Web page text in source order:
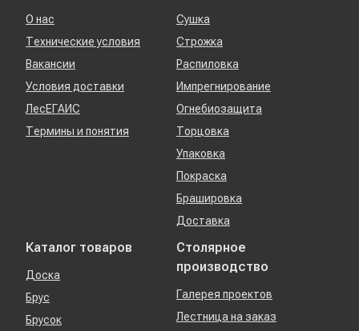
О нас
Технические условия
Вакансии
Условия доставки
ЛесЕГАИС
Термины и понятия
Сушка
Строжка
Распиловка
Импрегнирование
Огнебиозащита
Торцовка
Упаковка
Покраска
Брашировка
Доставка
Каталог товаров
Доска
Брус
Брусок
Столярное
производство
Галерея проектов
Лестница на заказ